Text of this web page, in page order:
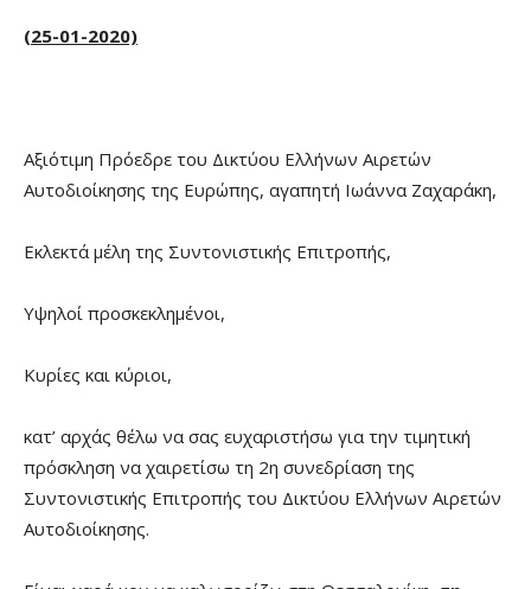
(25-01-2020)
Αξιότιμη Πρόεδρε του Δικτύου Ελλήνων Αιρετών
Αυτοδιοίκησης της Ευρώπης, αγαπητή Ιωάννα Ζαχαράκη,
Εκλεκτά μέλη της Συντονιστικής Επιτροπής,
Υψηλοί προσκεκλημένοι,
Κυρίες και κύριοι,
κατ’ αρχάς θέλω να σας ευχαριστήσω για την τιμητική
πρόσκληση να χαιρετίσω τη 2η συνεδρίαση της
Συντονιστικής Επιτροπής του Δικτύου Ελλήνων Αιρετών
Αυτοδιοίκησης.